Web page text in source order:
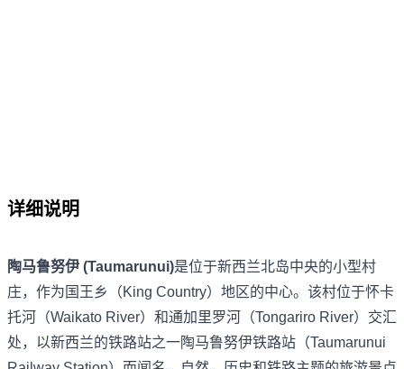
详细说明
陶马鲁努伊 (Taumarunui)是位于新西兰北岛中央的小型村
庄，作为国王乡（King Country）地区的中心。该村位于怀卡
托河（Waikato River）和通加里罗河（Tongariro River）交汇
处，以新西兰的铁路站之一陶马鲁努伊铁路站（Taumarunui